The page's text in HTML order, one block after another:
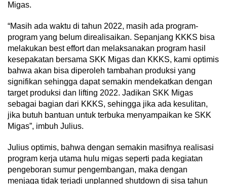
Migas.
“Masih ada waktu di tahun 2022, masih ada program-
program yang belum direalisaikan. Sepanjang KKKS bisa
melakukan best effort dan melaksanakan program hasil
kesepakatan bersama SKK Migas dan KKKS, kami optimis
bahwa akan bisa diperoleh tambahan produksi yang
signifikan sehingga dapat semakin mendekatkan dengan
target produksi dan lifting 2022. Jadikan SKK Migas
sebagai bagian dari KKKS, sehingga jika ada kesulitan,
jika butuh bantuan untuk terbuka menyampaikan ke SKK
Migas”, imbuh Julius.
Julius optimis, bahwa dengan semakin masifnya realisasi
program kerja utama hulu migas seperti pada kegiatan
pengeboran sumur pengembangan, maka dengan
menjaga tidak terjadi unplanned shutdown di sisa tahun